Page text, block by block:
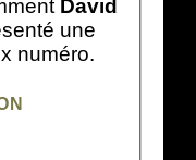
David
une
numéro.